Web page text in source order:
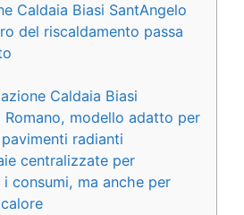
Caldaia Biasi SantAngelo
del riscaldamento passa
Caldaia Biasi
Romano, modello adatto per
radianti
centralizzate per
consumi, ma anche per